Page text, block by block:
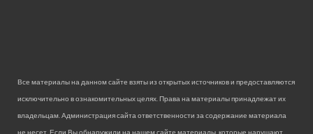
Все материалы на данном сайте взяты из открытых источников и предоставляются
исключительно в ознакомительных целях. Права на материалы принадлежат их
владельцам. Администрация сайта ответственности за содержание материала
не несет. Если Вы обнаружили на нашем сайте материалы, которые нарушают